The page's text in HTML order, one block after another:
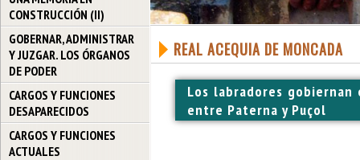
CONSTRUCCIÓN (II)
GOBERNAR, ADMINISTRAR
Y JUZGAR. LOS ÓRGANOS
DE PODER
CARGOS Y FUNCIONES
DESAPARECIDOS
CARGOS Y FUNCIONES
ACTUALES
REAL ACEQUIA DE MONCADA
Los labradores gobiernan
entre Paterna y Puçol